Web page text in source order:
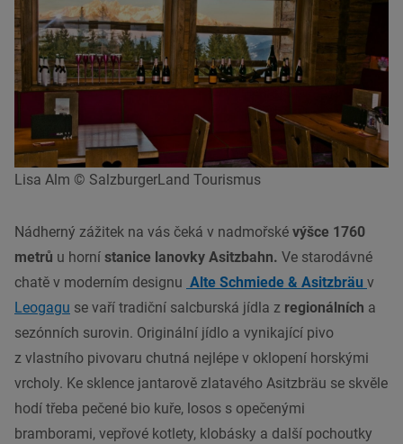
Lisa Alm © SalzburgerLand Tourismus
Nádherný zážitek na vás čeká v nadmořské výšce 1760
metrů u horní stanice lanovky Asitzbahn. Ve starodávné
chatě v moderním designu Alte Schmiede & Asitzbräu v
Leogagu se vaří tradiční salcburská jídla z regionálních a
sezónních surovin. Originální jídlo a vynikající pivo
z vlastního pivovaru chutná nejlépe v oklopení horskými
vrcholy. Ke sklence jantarově zlatavého Asitzbräu se skvěle
hodí třeba pečené bio kuře, losos s opečenými
bramborami, vepřové kotlety, klobásky a další pochoutky